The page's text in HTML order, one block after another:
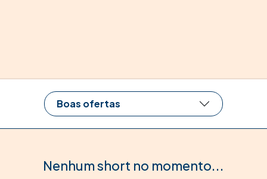
Boas ofertas
Nenhum short no momento...